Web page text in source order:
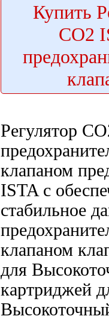
Купить
СО2
Регулятор
клапаном
ISTA с
стабильное
клапаном
для
картриджей